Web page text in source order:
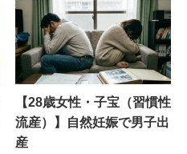
【28歳女性・子宝（習慣性
流産）】自然妊娠で男子出
産